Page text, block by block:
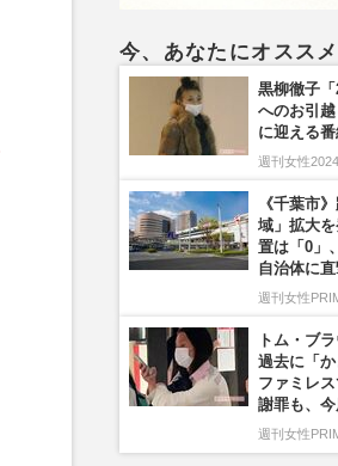
今、あなたにオススメ
黒柳徹子「
へのお引
に迎える
週刊女性
《千葉市
域」拡大
置は「0」
自治体に
週刊女性
トム・ブ
過去に「
ファミレ
謝罪も、
週刊女性